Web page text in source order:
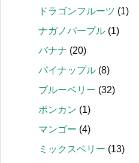
ドラゴンフルーツ (1)
ナガノパープル (1)
バナナ (20)
パイナップル (8)
ブルーベリー (32)
ポンカン (1)
マンゴー (4)
ミックスベリー (13)